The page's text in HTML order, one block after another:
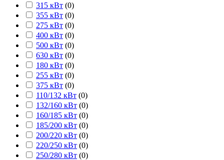
315 кВт (0)
355 кВт (0)
275 кВт (0)
400 кВт (0)
500 кВт (0)
630 кВт (0)
180 кВт (0)
255 кВт (0)
375 кВт (0)
110/132 кВт (0)
132/160 кВт (0)
160/185 кВт (0)
185/200 кВт (0)
200/220 кВт (0)
220/250 кВт (0)
250/280 кВт (0)